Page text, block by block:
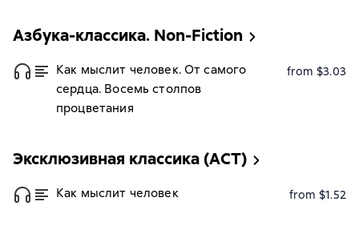
Азбука-классика. Non-Fiction
Как мыслит человек. От самого
сердца. Восемь столпов
процветания
from $3.03
Эксклюзивная классика (АСТ)
Как мыслит человек from $1.52